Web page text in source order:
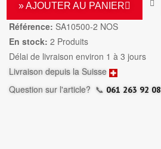
» AJOUTER AU PANIER
Référence: SA10500-2 NOS
En stock: 2 Produits
Délai de livraison environ 1 à 3 jours
Livraison depuis la Suisse
Question sur l'article? 📞 061 263 92 08